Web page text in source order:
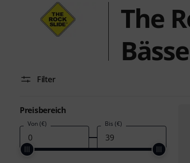
The
Bässe
Filter
Preisbereich
Von (€) Bis (€)